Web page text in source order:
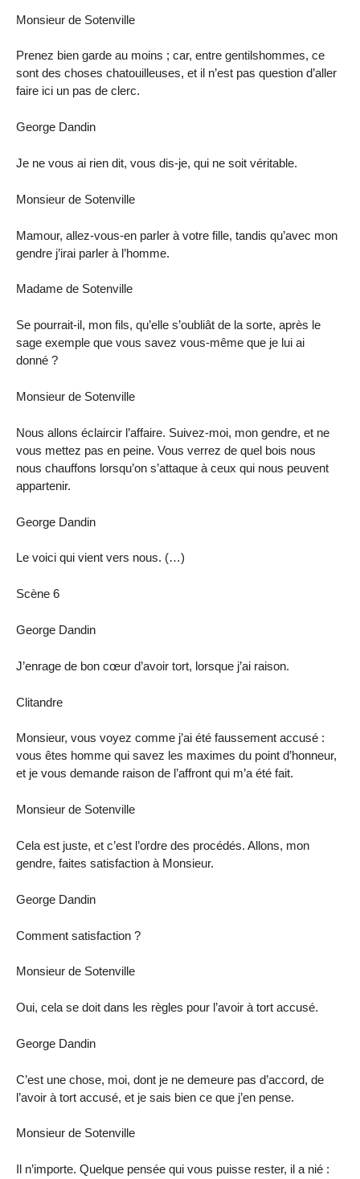
Monsieur de Sotenville
Prenez bien garde au moins ; car, entre gentilshommes, ce
sont des choses chatouilleuses, et il n’est pas question d’aller
faire ici un pas de clerc.
George Dandin
Je ne vous ai rien dit, vous dis-je, qui ne soit véritable.
Monsieur de Sotenville
Mamour, allez-vous-en parler à votre fille, tandis qu’avec mon
gendre j’irai parler à l’homme.
Madame de Sotenville
Se pourrait-il, mon fils, qu’elle s’oubliât de la sorte, après le
sage exemple que vous savez vous-même que je lui ai
donné ?
Monsieur de Sotenville
Nous allons éclaircir l’affaire. Suivez-moi, mon gendre, et ne
vous mettez pas en peine. Vous verrez de quel bois nous
nous chauffons lorsqu’on s’attaque à ceux qui nous peuvent
appartenir.
George Dandin
Le voici qui vient vers nous. (…)
Scène 6
George Dandin
J’enrage de bon cœur d’avoir tort, lorsque j’ai raison.
Clitandre
Monsieur, vous voyez comme j’ai été faussement accusé :
vous êtes homme qui savez les maximes du point d’honneur,
et je vous demande raison de l’affront qui m’a été fait.
Monsieur de Sotenville
Cela est juste, et c’est l’ordre des procédés. Allons, mon
gendre, faites satisfaction à Monsieur.
George Dandin
Comment satisfaction ?
Monsieur de Sotenville
Oui, cela se doit dans les règles pour l’avoir à tort accusé.
George Dandin
C’est une chose, moi, dont je ne demeure pas d’accord, de
l’avoir à tort accusé, et je sais bien ce que j’en pense.
Monsieur de Sotenville
Il n’importe. Quelque pensée qui vous puisse rester, il a nié :